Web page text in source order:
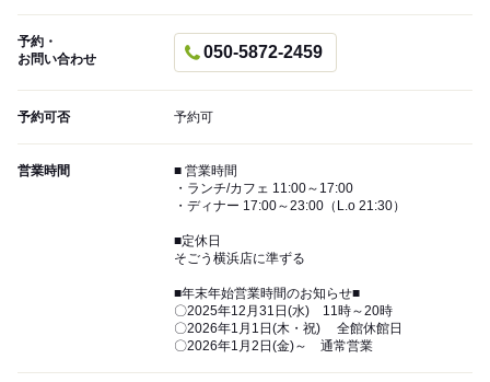
予約・
お問い合わせ
050-5872-2459
予約可否 予約可
営業時間
■ 営業時間
・ランチ/カフェ 11:00～17:00
・ディナー 17:00～23:00（L.o 21:30）
■定休日
そごう横浜店に準ずる
■年末年始営業時間のお知らせ■
〇2025年12月31日(水) 11時～20時
〇2026年1月1日(木・祝) 全館休館日
〇2026年1月2日(金)～ 通常営業